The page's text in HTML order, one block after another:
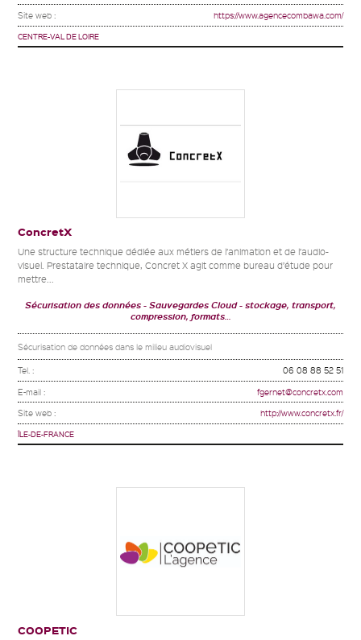
Site web : https://www.agencecombawa.com/
CENTRE-VAL DE LOIRE
ConcretX
Une structure technique dédiée aux métiers de l’animation et de l’audio-
visuel. Prestataire technique, Concret X agit comme bureau d’étude pour
mettre...
Sécurisation des données Sauvegardes Cloud
stockage, transport,
compression, formats…
Sécurisation de données dans le milieu audiovisuel
Tel. : 06 08 88 52 51
E-mail : fgernet@concretx.com
Site web : http://www.concretx.fr/
ÎLE-DE-FRANCE
COOPETIC